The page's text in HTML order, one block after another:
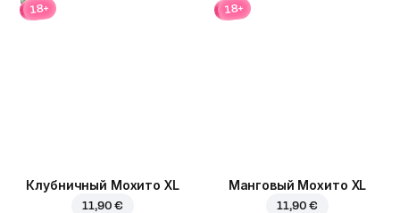
18+
Клубничный Мохито XL
11,90 €
18+
Манговый Мохито XL
11,90 €